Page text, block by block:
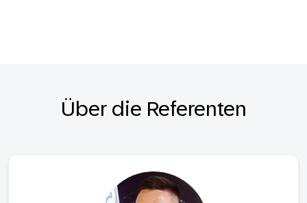
Über die Referenten